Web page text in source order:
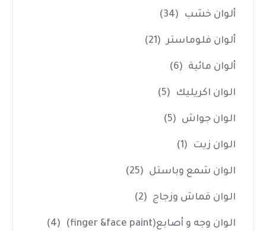
ألوان خشب (34)
ألوان فلوماستر (21)
ألوان مائية (6)
الوان اكريليك (5)
الوان جواش (5)
الوان زيت (1)
الوان شمع وباستل (25)
الوان قماش وزجاج (2)
الوان وجه و أصابع(finger &face paint) (4)